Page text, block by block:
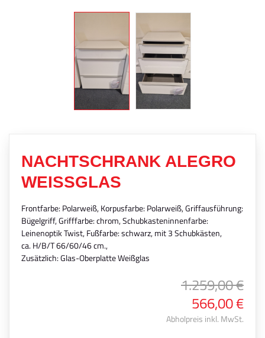
NACHTSCHRANK ALEGRO
WEISSGLAS
Frontfarbe: Polarweiß, Korpusfarbe: Polarweiß, Griffausführung:
Bügelgriff, Grifffarbe: chrom, Schubkasteninnenfarbe:
Leinenoptik Twist, Fußfarbe: schwarz, mit 3 Schubkästen,
ca. H/B/T 66/60/46 cm.,
Zusätzlich: Glas-Oberplatte Weißglas
1.259,00 €
566,00 €
Abholpreis inkl. MwSt.